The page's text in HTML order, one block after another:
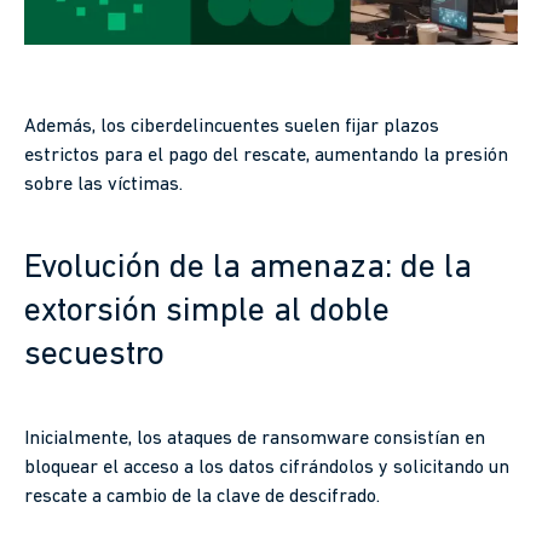
Además, los ciberdelincuentes suelen fijar plazos
estrictos para el pago del rescate, aumentando la presión
sobre las víctimas.
Evolución de la amenaza: de la
extorsión simple al doble
secuestro
Inicialmente, los ataques de ransomware consistían en
bloquear el acceso a los datos cifrándolos y solicitando un
rescate a cambio de la clave de descifrado.